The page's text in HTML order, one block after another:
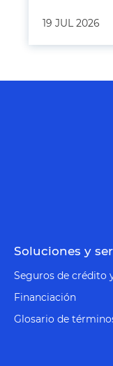
19 JUL 2026
Soluciones y
Seguros de crédito
Financiación
Glosario de